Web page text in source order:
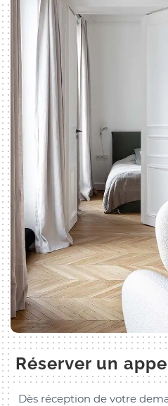
Réserver un
Dès réception de votre